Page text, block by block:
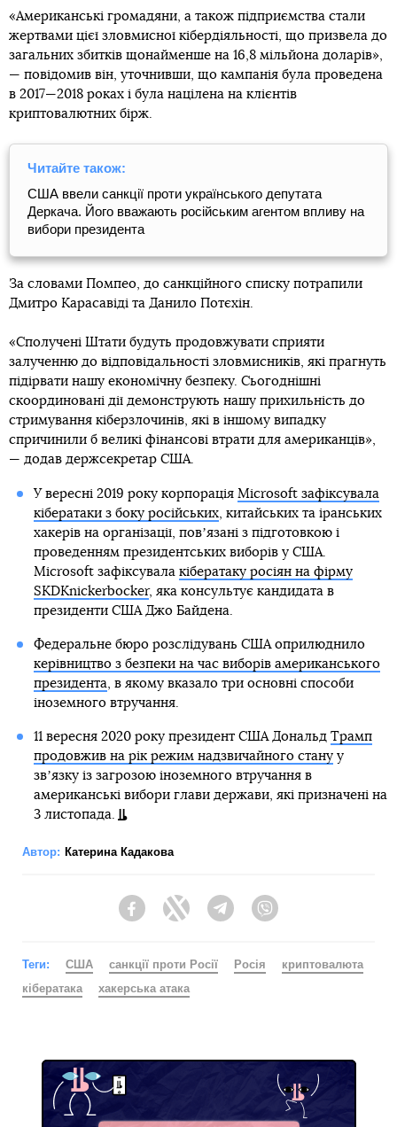
«Американські громадяни, а також підприємства стали
жертвами цієї зловмисної кібердіяльності, що призвела до
загальних збитків щонайменше на 16,8 мільйона доларів»,
— повідомив він, уточнивши, що кампанія була проведена
в 2017—2018 роках і була націлена на клієнтів
криптовалютних бірж.
Читайте також:
США ввели санкції проти українського депутата
Деркача. Його вважають російським агентом впливу на
вибори президента
За словами Помпео, до санкційного списку потрапили
Дмитро Карасавіді та Данило Потєхін.
«Сполучені Штати будуть продовжувати сприяти
залученню до відповідальності зловмисників, які прагнуть
підірвати нашу економічну безпеку. Сьогоднішні
скоординовані дії демонструють нашу прихильність до
стримування кіберзлочинів, які в іншому випадку
спричинили б великі фінансові втрати для американців»,
— додав держсекретар США.
У вересні 2019 року корпорація Microsoft зафіксувала
кібератаки з боку російських, китайських та іранських
хакерів на організації, повʼязані з підготовкою і
проведенням президентських виборів у США.
Microsoft зафіксувала кібератаку росіян на фірму
SKDKnickerbocker, яка консультує кандидата в
президенти США Джо Байдена.
Федеральне бюро розслідувань США оприлюднило
керівництво з безпеки на час виборів американського
президента, в якому вказало три основні способи
іноземного втручання.
11 вересня 2020 року президент США Дональд Трамп
продовжив на рік режим надзвичайного стануу
звʼязку із загрозою іноземного втручання в
американські вибори глави держави, які призначені на
3 листопада.
Автор: Катерина Кадакова
FacebookTwitter Telegram
Теги: США санкції проти Росії Росія
криптовалюта
кібератака
хакерська атака